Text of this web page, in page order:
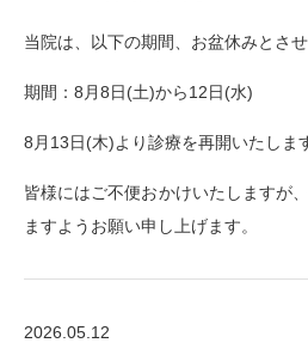
当院は、以下の期間、お盆休みとさせ
期間：8月8日(土)から12日(水)
8月13日(木)より診療を再開いたしま
皆様にはご不便おかけいたしますが
ますようお願い申し上げます。
2026.05.12